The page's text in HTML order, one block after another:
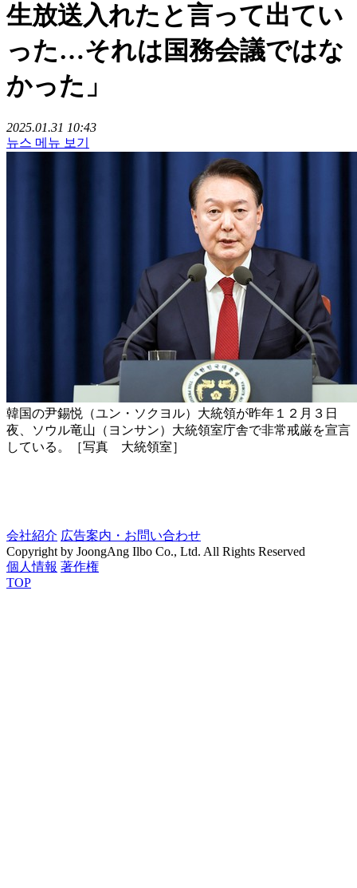
生放送入れたと言って出てい
った…それは国務会議ではな
かった」
2025.01.31 10:43
뉴스 메뉴 보기
韓国の尹錫悦（ユン・ソクヨル）大統領が昨年１２月３日
夜、ソウル竜山（ヨンサン）大統領室庁舎で非常戒厳を宣言
している。［写真 大統領室］
会社紹介 広告案内・お問い合わせ
Copyright by JoongAng Ilbo Co., Ltd. All Rights Reserved
個人情報 著作権
TOP